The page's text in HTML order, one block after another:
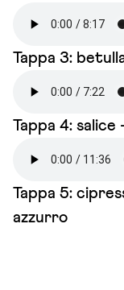
Tappa 3:
Tappa 4: salice
Tappa 5:
azzurro